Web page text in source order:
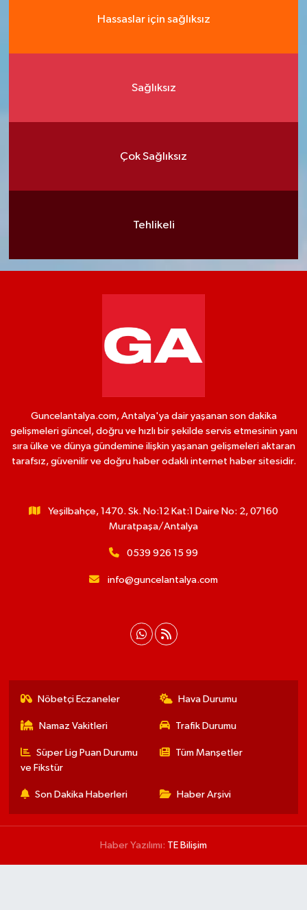
Hassaslar için sağlıksız
Sağlıksız
Çok Sağlıksız
Tehlikeli
Guncelantalya.com, Antalya'ya dair yaşanan son dakika
gelişmeleri güncel, doğru ve hızlı bir şekilde servis etmesinin yanı
sıra ülke ve dünya gündemine ilişkin yaşanan gelişmeleri aktaran
tarafsız, güvenilir ve doğru haber odaklı internet haber sitesidir.
Yeşilbahçe, 1470. Sk. No:12 Kat:1 Daire No: 2, 07160
Muratpaşa/Antalya
0539 926 15 99
info@guncelantalya.com
Nöbetçi Eczaneler Hava Durumu
Namaz Vakitleri Trafik Durumu
Süper Lig Puan Durumu
ve Fikstür
Tüm Manşetler
Son Dakika Haberleri Haber Arşivi
Haber Yazılımı: TE Bilişim